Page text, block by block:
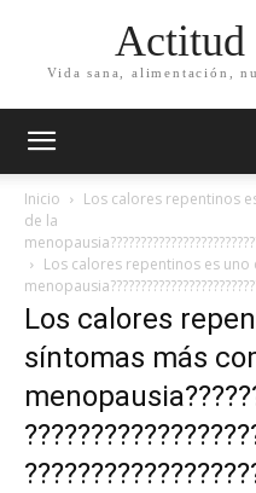
Actitud
Vida sana, alimentación,
Inicio
Los calores repentinos
de la
Los calores repentinos es
Los calores
síntomas más